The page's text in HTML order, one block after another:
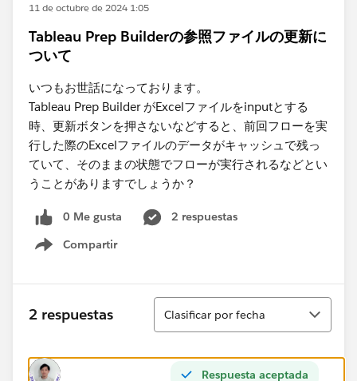
11 de octubre de 2024 1:05
Tableau Prep Builderの参照ファイルの更新に
ついて
いつもお世話になっております。
Tableau Prep Builder がExcelファイルをinputとする
時、更新ボタンを押さないなどすると、前回フローを実
行した際のExcelファイルのデータがキャッシュで残っ
ていて、そのままの状態でフローが実行されるなどとい
うことがありますでしょうか？
0 Me gusta
2 respuestas
Compartir
Show menu
2 respuestas
Ordenar
Clasificar por fecha
Respuesta aceptada